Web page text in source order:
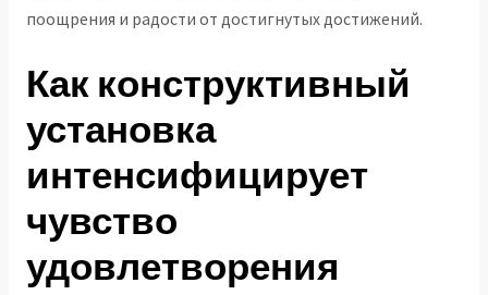
поощрения и радости от достигнутых достижений.
Как конструктивный
установка
интенсифицирует
чувство
удовлетворения